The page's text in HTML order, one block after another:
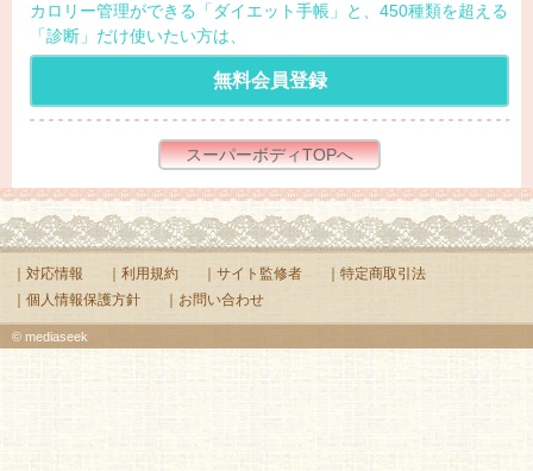
カロリー管理ができる「ダイエット手帳」と、450種類を超える
「診断」だけ使いたい方は、
無料会員登録
スーパーボディTOPへ
｜対応情報 ｜利用規約 ｜サイト監修者
｜特定商取引法
｜個人情報保護方針
｜お問い合わせ
© mediaseek